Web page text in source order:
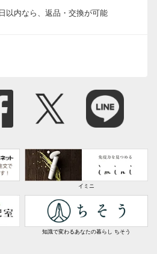
以内なら、返品・交換が可能
イミニ
知識で変わるあなたの暮らし ちそう